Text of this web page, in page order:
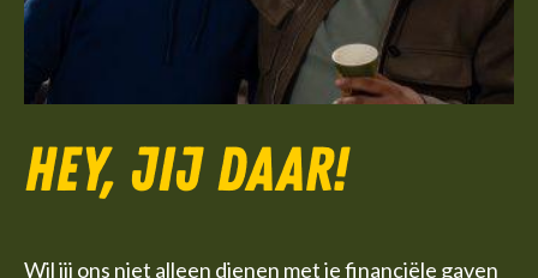
Hey, jij daar!
Wil jij ons niet alleen dienen met je financiële gaven